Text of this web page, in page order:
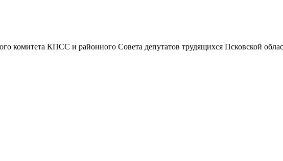
комитета КПСС и районного Совета депутатов трудящихся Псковской